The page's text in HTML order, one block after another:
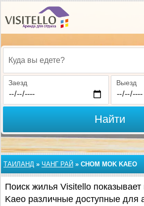
Куда вы едете?
Заезд Выезд
Найти
ТАИЛАНД » ЧАНГ РАЙ » CHOM MOK KAEO
Поиск жилья Visitello
Kaeo различные доступные для